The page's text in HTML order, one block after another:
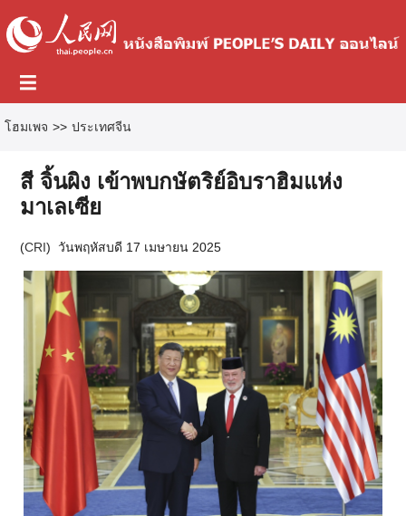
โฮมเพจ >> ประเทศจีน
สี จิ้นผิง เข้าพบกษัตริย์อิบราฮิมแห่ง
มาเลเซีย
(CRI) วันพฤหัสบดี 17 เมษายน 2025